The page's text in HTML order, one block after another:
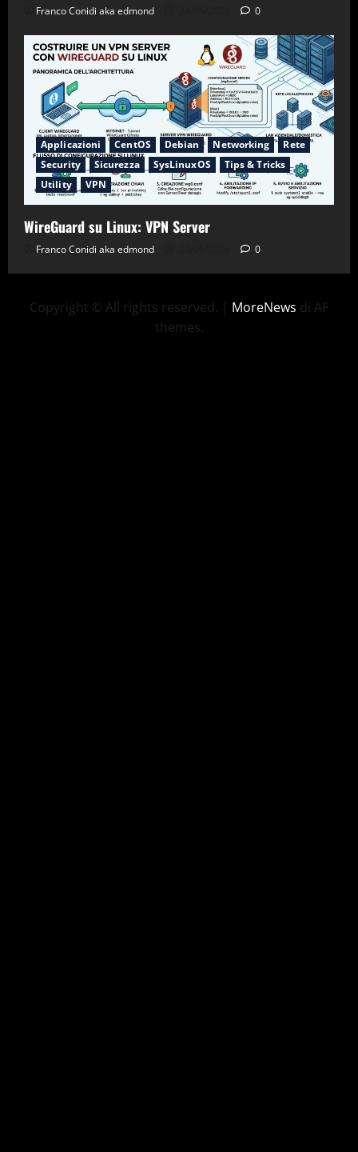
Franco Conidi aka edmond 0
Applicazioni CentOS Debian Networking
Rete
Security
Sicurezza SysLinuxOS
Tips & Tricks
Utility
VPN
WireGuard su Linux: VPN Server
Franco Conidi aka edmond 0
Copyright © All rights reserved. | MoreNews di AF
themes.